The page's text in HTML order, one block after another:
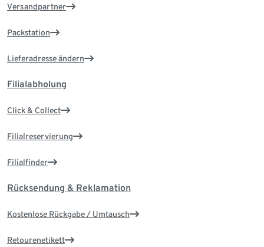
Versandpartner
Packstation
Lieferadresse ändern
Filialabholung
Click & Collect
Filialreservierung
Filialfinder
Rücksendung & Reklamation
Kostenlose Rückgabe / Umtausch
Retourenetikett